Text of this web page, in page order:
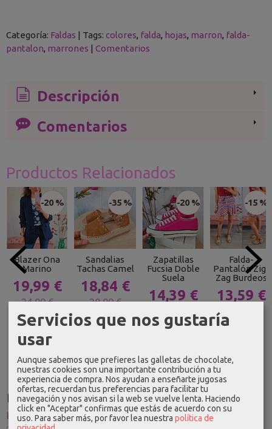
Idioma
Categoría: Faldas | Tags: colores falda hojas marron falda-
pantalon marrones | Comentarios
Descripción
Comentarios
Productos Relacionados
-20 %
Blazer Ona
Marino
19,99 €
24,99 €
-35 %
Sandalias
Tachas Camel
18,84 €
28,99 €
-20 %
Zapatillas
Fucsia Doble
Suela
14,39 €
-15 %
Falda-
Pantalón Zig-
Zag Burdeos
13,59 €
Servicios que nos gustaría
usar
Aunque sabemos que prefieres las galletas de chocolate,
nuestras cookies son una importante contribución a tu
experiencia de compra. Nos ayudan a enseñarte jugosas
ofertas, recuerdan tus preferencias para facilitar tu
navegación y nos avisan si la web se vuelve lenta. Haciendo
click en "Aceptar" confirmas que estás de acuerdo con su
uso. Para saber más, por favor lea nuestra política de